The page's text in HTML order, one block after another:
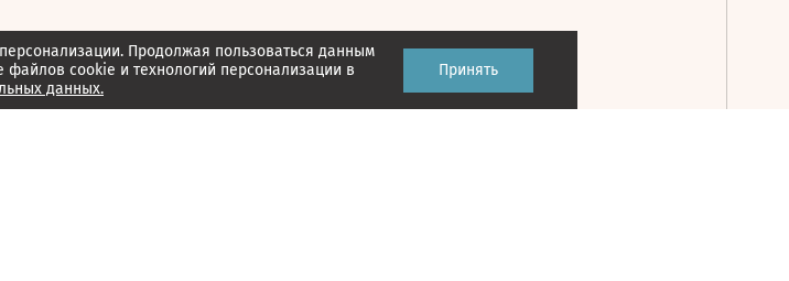
Продолжая пользоваться данным
файлов cookie и технологий персонализации в
данных.
Принять